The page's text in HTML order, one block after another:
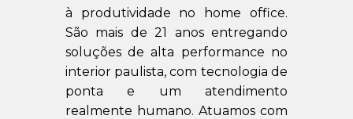
à produtividade no home office.
São mais de 21 anos entregando
soluções de alta performance no
interior paulista, com tecnologia de
ponta e um atendimento
realmente humano. Atuamos com